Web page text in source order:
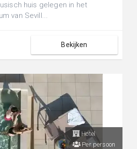
huis gelegen in het
van Sevill...
Bekijken
Hotel
Per persoon